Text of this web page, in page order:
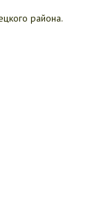
района.